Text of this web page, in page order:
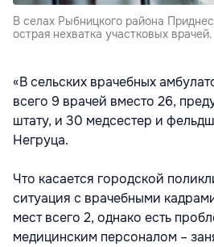
В селах Рыбницкого района
острая нехватка участковых врачей.
«В сельских врачебных
всего 9 врачей вместо 26,
штату, и 30 медсестер и
Негруца.
Что касается городской
ситуация с врачебными
мест всего 2, однако есть
медицинским персоналом –